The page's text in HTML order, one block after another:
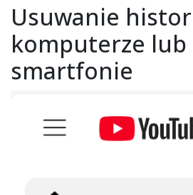
Usuwanie
komputerze lub
smartfonie